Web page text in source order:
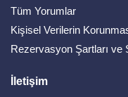
Tüm Yorumlar
Kişisel Verilerin
Rezervasyon Şartları ve
İletişim